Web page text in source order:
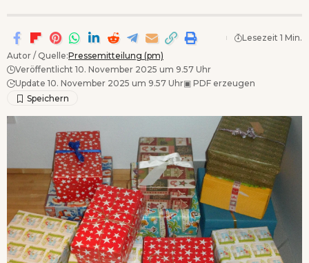
Autor / Quelle:Pressemitteilung (pm)
Veröffentlicht 10. November 2025 um 9.57 Uhr
Update 10. November 2025 um 9.57 Uhr▣ PDF erzeugen
Lesezeit 1 Min.